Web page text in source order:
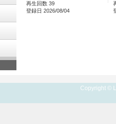
再生回数 39
登録日 2026/08/04
Copyright ©